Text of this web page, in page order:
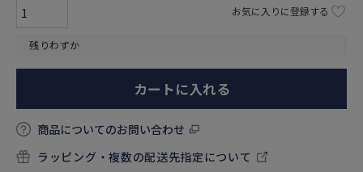
残りわずか
お気に入りに登録する
カートに入れる
商品についてのお問い合わせ
ラッピング・複数の配送先指定について